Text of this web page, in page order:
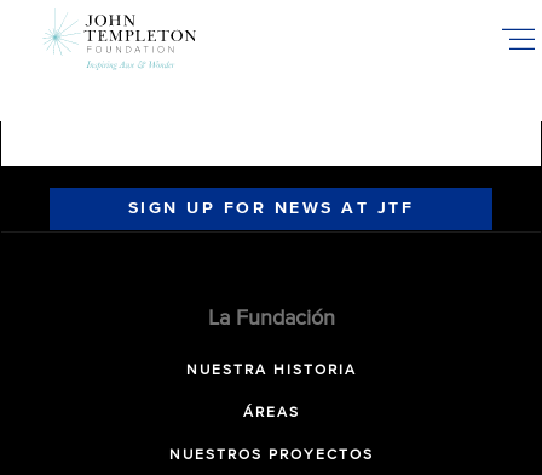
SIGN UP FOR NEWS AT JTF
La Fundación
NUESTRA HISTORIA
ÁREAS
NUESTROS PROYECTOS